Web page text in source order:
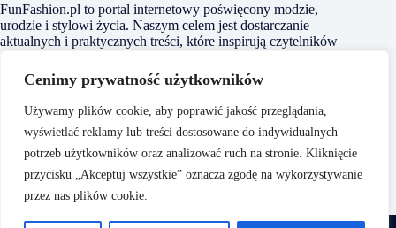
Cenimy prywatność użytkowników
Używamy plików cookie, aby poprawić jakość przeglądania,
wyświetlać reklamy lub treści dostosowane do indywidualnych
potrzeb użytkowników oraz analizować ruch na stronie. Kliknięcie
przycisku „Akceptuj wszystkie” oznacza zgodę na wykorzystywanie
przez nas plików cookie.
FunFashion.pl to portal internetowy poświęcony modzie,
urodzie i stylowi życia. Naszym celem jest dostarczanie
aktualnych i praktycznych treści, które inspirują czytelników
wygląd i samopoczucie. Dbamy o to, aby nasze artykuły były
zrozumiałe i dostępne dla każdego, niezależnie od poziomu
wiedzy na temat mody czy urody.
O nas